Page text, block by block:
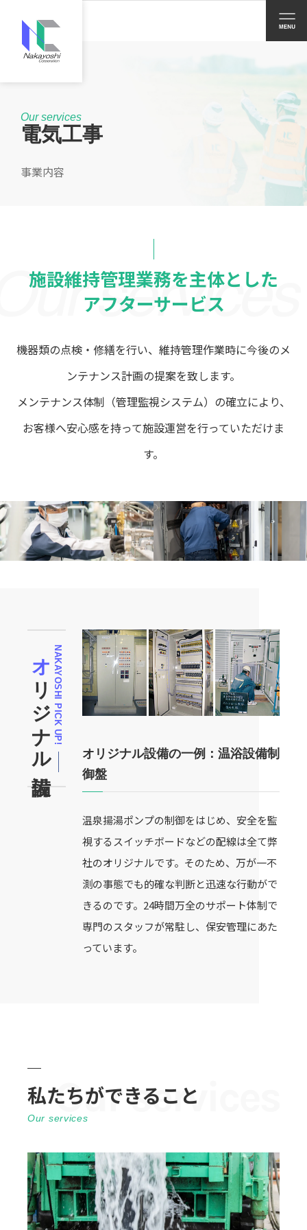
Our services
電気工事
事業内容
施設維持管理業務を主体とした
アフターサービス
機器類の点検・修繕を行い、維持管理作業時に今後のメ
ンテナンス計画の提案を致します。
メンテナンス体制（管理監視システム）の確立により、
お客様へ安心感を持って施設運営を行っていただけま
す。
NAKAYOSHI PICK UP!
オ
リ
ジナル設
備
オリジナル設備の一例：温浴設備制
御盤
温泉揚湯ポンプの制御をはじめ、安全を監
視するスイッチボードなどの配線は全て弊
社のオリジナルです。そのため、万が一不
測の事態でも的確な判断と迅速な行動がで
きるのです。24時間万全のサポート体制で
専門のスタッフが常駐し、保安管理にあた
っています。
私たちができること
Our services